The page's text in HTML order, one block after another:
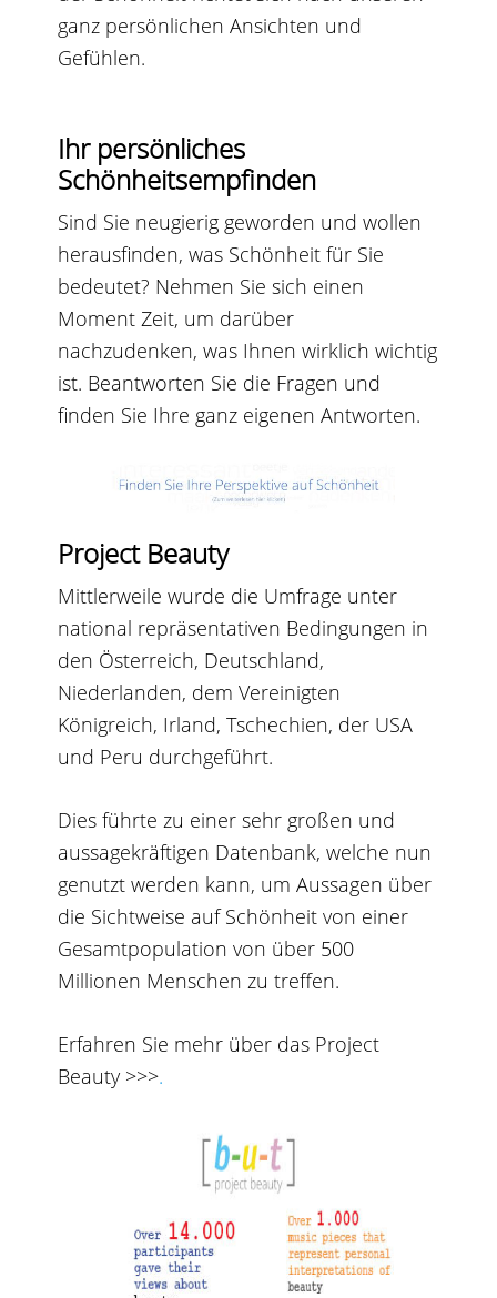
ganz persönlichen Ansichten und
Gefühlen.
Ihr persönliches
Schönheitsempfinden
Sind Sie neugierig geworden und wollen
herausfinden, was Schönheit für Sie
bedeutet? Nehmen Sie sich einen
Moment Zeit, um darüber
nachzudenken, was Ihnen wirklich wichtig
ist. Beantworten Sie die Fragen und
finden Sie Ihre ganz eigenen Antworten.
Project Beauty
Mittlerweile wurde die Umfrage unter
national repräsentativen Bedingungen in
den Österreich, Deutschland,
Niederlanden, dem Vereinigten
Königreich, Irland, Tschechien, der USA
und Peru durchgeführt.
Dies führte zu einer sehr großen und
aussagekräftigen Datenbank, welche nun
genutzt werden kann, um Aussagen über
die Sichtweise auf Schönheit von einer
Gesamtpopulation von über 500
Millionen Menschen zu treffen.
Erfahren Sie mehr über das Project
Beauty >>>.